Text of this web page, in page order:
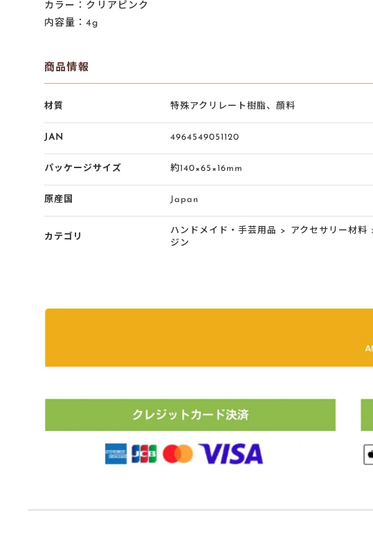
カラー：クリアピンク
内容量：4g
商品情報
材質 特殊アクリレート樹脂、顔料
JAN 4964549051120
パッケージサイズ 約140×65×16mm
原産国 Japan
カテゴリ
ハンドメイド・手芸用品 > アクセサリー材料
ジン